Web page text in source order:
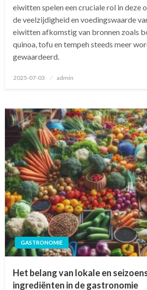
eiwitten spelen een cruciale rol in deze
de veelzijdigheid en voedingswaarde
eiwitten afkomstig van bronnen zoals
quinoa, tofu en tempeh steeds meer
gewaardeerd.
Geplaatst
2025-07-03 admin
GASTRONOMIE
Het belang van lokale en
ingrediënten in de gastronomie